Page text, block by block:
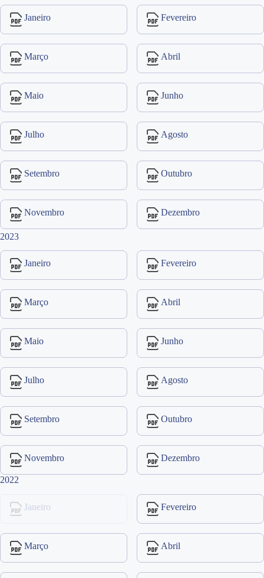
Janeiro Fevereiro
Março Abril
Maio Junho
Julho Agosto
Setembro Outubro
Novembro Dezembro
2023
Janeiro Fevereiro
Março Abril
Maio Junho
Julho Agosto
Setembro Outubro
Novembro Dezembro
2022
Janeiro Fevereiro
Março Abril